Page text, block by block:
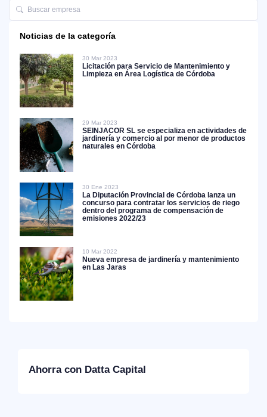
Noticias de la categoría
30 Mar 2023
Licitación para Servicio de Mantenimiento y
Limpieza en Área Logística de Córdoba
29 Mar 2023
SEINJACOR SL se especializa en actividades de
jardinería y comercio al por menor de productos
naturales en Córdoba
30 Ene 2023
La Diputación Provincial de Córdoba lanza un
concurso para contratar los servicios de riego
dentro del programa de compensación de
emisiones 2022/23
10 Mar 2022
Nueva empresa de jardinería y mantenimiento
en Las Jaras
Ahorra con Datta Capital